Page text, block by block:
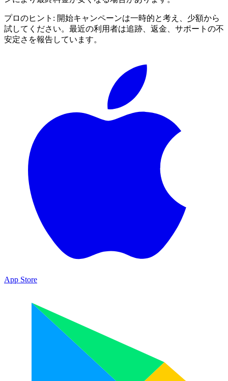
プロのヒント: 開始キャンペーンは一時的と考え、少額から
試してください。最近の利用者は追跡、返金、サポートの不
安定さを報告しています。
App Store